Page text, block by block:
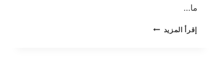
ما…
إقرأ المزيد تحت